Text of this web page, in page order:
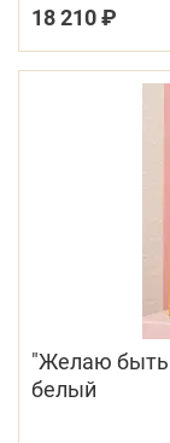
18 210 ₽
"Желаю быть
белый